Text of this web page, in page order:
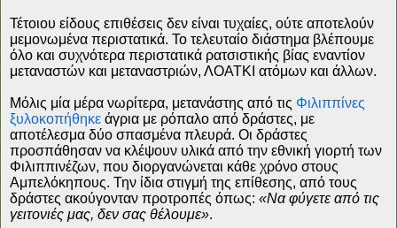
Τέτοιου είδους επιθέσεις δεν είναι τυχαίες, ούτε αποτελούν
μεμονωμένα περιστατικά. Το τελευταίο διάστημα βλέπουμε
όλο και συχνότερα περιστατικά ρατσιστικής βίας εναντίον
μεταναστών και μεταναστριών, ΛΟΑΤΚΙ ατόμων και άλλων.
Μόλις μία μέρα νωρίτερα, μετανάστης από τις Φιλιππίνες
ξυλοκοπήθηκε άγρια με ρόπαλο από δράστες, με
αποτέλεσμα δύο σπασμένα πλευρά. Οι δράστες
προσπάθησαν να κλέψουν υλικά από την εθνική γιορτή των
Φιλιππινέζων, που διοργανώνεται κάθε χρόνο στους
Αμπελόκηπους. Την ίδια στιγμή της επίθεσης, από τους
δράστες ακούγονταν προτροπές όπως: «Να φύγετε από τις
γειτονιές μας, δεν σας θέλουμε».